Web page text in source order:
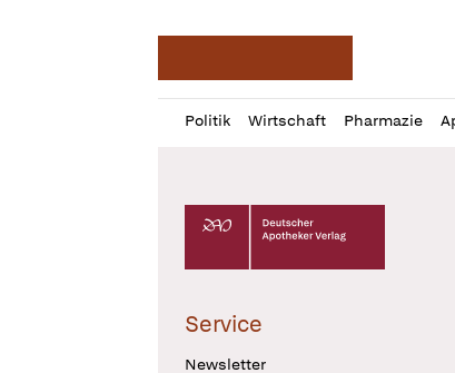
Politik Wirtschaft Pharmazie
Profil
öffnen
Daz
Pur
Deutscher Apotheker Verlag Logo
Service
Newsletter